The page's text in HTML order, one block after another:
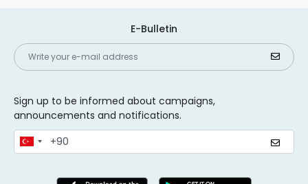
E-Bulletin
Sign up to be informed about campaigns,
announcements and notifications.